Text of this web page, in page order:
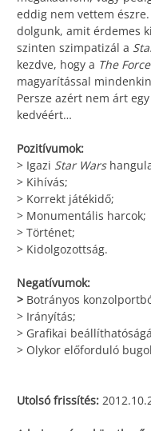
eddig nem vettem
dolgunk, amit érdemes
szinten szimpatizál a
kezdve, hogy a The
magyarítással
Persze azért nem árt
kedvéért…
Pozitívumok:
> Igazi Star Wars
> Kihívás;
> Korrekt játékidő;
> Monumentális harcok;
> Történet;
> Kidolgozottság.
Negatívumok:
> Botrányos
> Irányítás;
> Grafikai
> Olykor előforduló
Utolsó frissítés: